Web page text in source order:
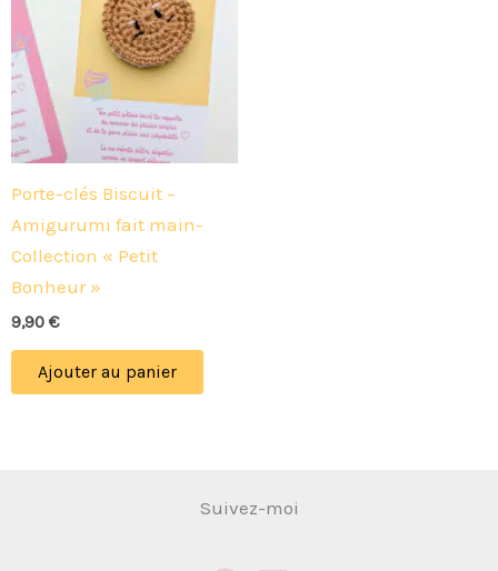
Porte-clés Biscuit –
Amigurumi fait main-
Collection « Petit
Bonheur »
9,90 €
Ajouter au panier
Suivez-moi